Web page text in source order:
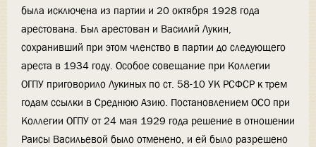
была исключена из партии и 20 октября 1928 года
арестована. Был арестован и Василий Лукин,
сохранивший при этом членство в партии до следующего
ареста в 1934 году. Особое совещание при Коллегии
ОГПУ приговорило Лукиных по ст. 58-10 УК РСФСР к трем
годам ссылки в Среднюю Азию. Постановлением ОСО при
Коллегии ОГПУ от 24 мая 1929 года решение в отношении
Раисы Васильевой было отменено, и ей было разрешено